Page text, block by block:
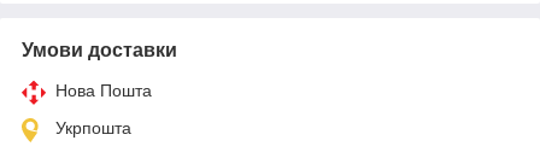
Умови доставки
Нова Пошта
Укрпошта